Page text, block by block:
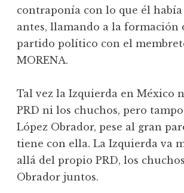
contraponía con lo que él
antes, llamando a la formación
partido político con el
MORENA.
Tal vez la Izquierda en México
PRD ni los chuchos, pero
López Obrador, pese al gran
tiene con ella. La Izquierda va
allá del propio PRD, los
Obrador juntos.